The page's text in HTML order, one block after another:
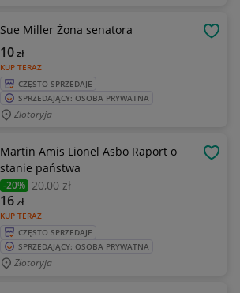
Sue Miller Żona senatora
KUP TERAZ
10zł
CZĘSTO SPRZEDAJE
SPRZEDAJĄCY: OSOBA PRYWATNA
Złotoryja
Martin Amis Lionel Asbo Raport o
stanie państwa
-20% 20,00 zł
KUP TERAZ
16zł
CZĘSTO SPRZEDAJE
SPRZEDAJĄCY: OSOBA PRYWATNA
Złotoryja